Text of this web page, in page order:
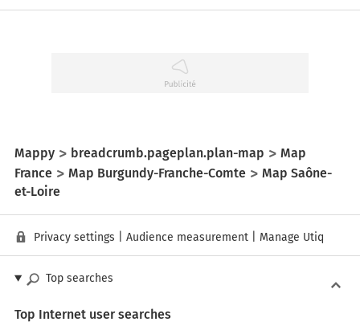
Mappy breadcrumb.pageplan.plan-map
Map
France
Map Burgundy-Franche-Comte
Map Saône-
et-Loire
Privacy settings Audience measurement Manage Utiq
Top searches
Top Internet user searches